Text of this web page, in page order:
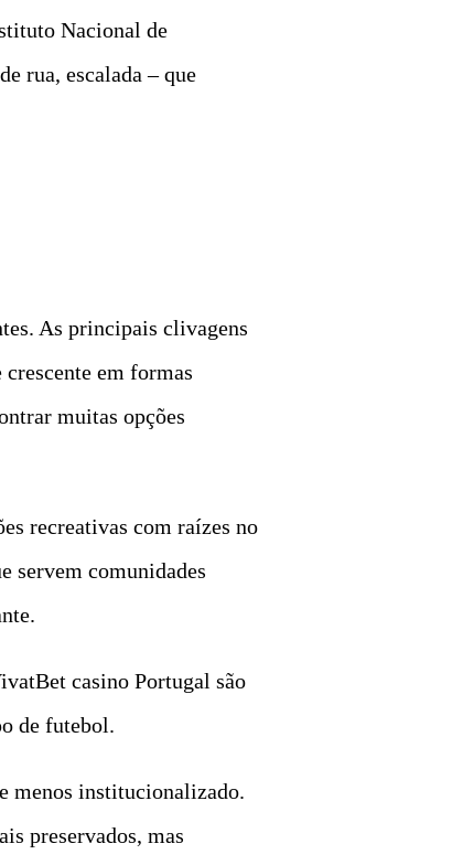
Nacional de
rua, escalada – que
As principais clivagens
em formas
muitas opções
recreativas com raízes no
servem comunidades
casino Portugal são
de futebol.
menos institucionalizado.
preservados, mas